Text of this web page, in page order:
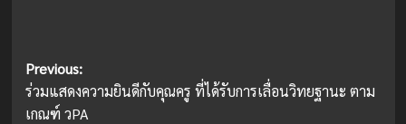
Post
navigation
Previous:
ร่วมแสดงความยินดีกับคุณครู ที่ได้รับการเลื่อนวิทยฐานะ ตาม
เกณฑ์ วPA